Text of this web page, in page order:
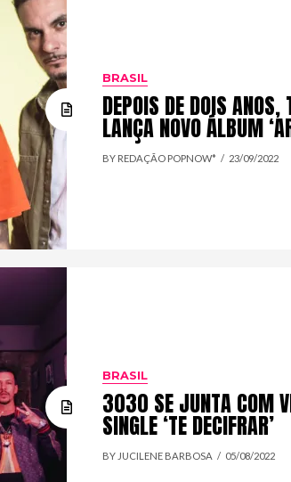
BRASIL
DEPOIS DE DOIS
LANÇA NOVO ÁLBUM
BY REDAÇÃO POPNOW* 23/09/2022
BRASIL
3030 SE JUNTA COM
SINGLE ‘TE DECIFRAR’
BY JUCILENE BARBOSA 05/08/2022